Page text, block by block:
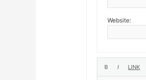
Website: